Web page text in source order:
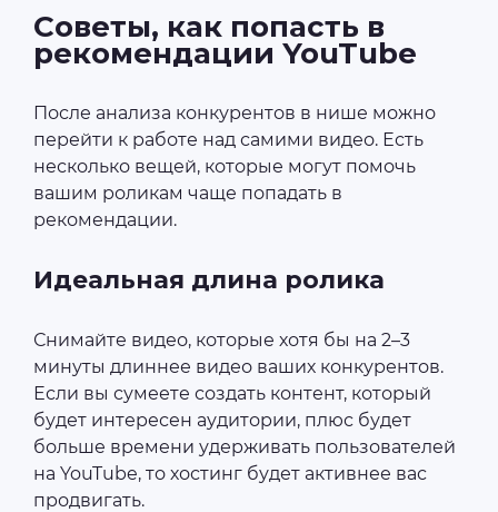
Советы, как попасть в
рекомендации YouTube
После анализа конкурентов в нише можно
перейти к работе над самими видео. Есть
несколько вещей, которые могут помочь
вашим роликам чаще попадать в
рекомендации.
Идеальная длина ролика
Снимайте видео, которые хотя бы на 2–3
минуты длиннее видео ваших конкурентов.
Если вы сумеете создать контент, который
будет интересен аудитории, плюс будет
больше времени удерживать пользователей
на YouTube, то хостинг будет активнее вас
продвигать.